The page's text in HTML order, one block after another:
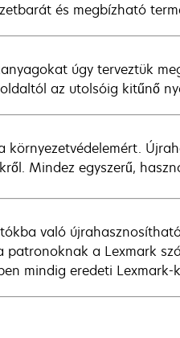
és megbízható
úgy terveztük
az utolsóig kitűnő
környezetvédelemért.
Mindez egyszerű,
való
patronoknak a Lexmark
mindig eredeti